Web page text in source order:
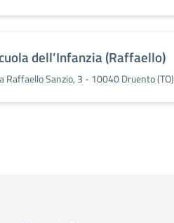
dell’Infanzia (Raffaello)
Raffaello Sanzio, 3 - 10040 Druento (TO)